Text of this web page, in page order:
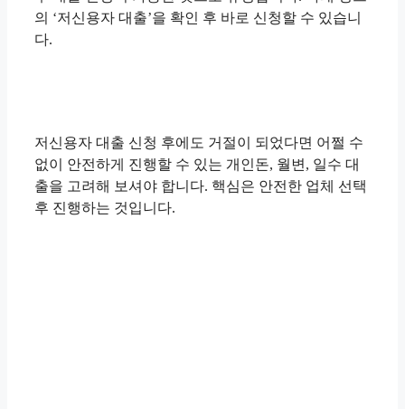
의 ‘저신용자 대출’을 확인 후 바로 신청할 수 있습니
다.
저신용자 대출 신청 후에도 거절이 되었다면 어쩔 수
없이 안전하게 진행할 수 있는 개인돈, 월변, 일수 대
출을 고려해 보셔야 합니다. 핵심은 안전한 업체 선택
후 진행하는 것입니다.